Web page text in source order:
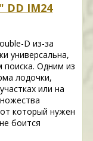
DD IM24
D из-за
универсальна,
поиска. Одним из
лодочки,
или на
который нужен
боится